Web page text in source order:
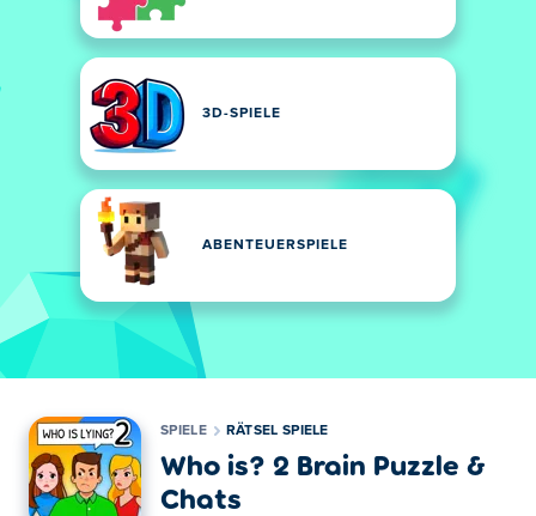
3D-SPIELE
ABENTEUERSPIELE
SPIELE RÄTSEL SPIELE
Who is? 2 Brain Puzzle &
Chats